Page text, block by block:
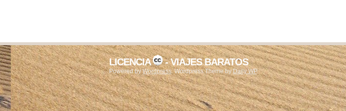
LICENCIA - VIAJES BARATOS
Powered byWordpress. Wordpress Theme byDaily WP.